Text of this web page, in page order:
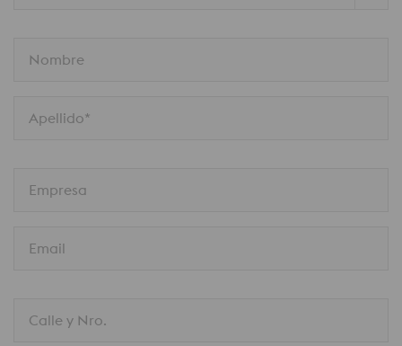
Nombre
Apellido*
Empresa
Email
Calle y Nro.